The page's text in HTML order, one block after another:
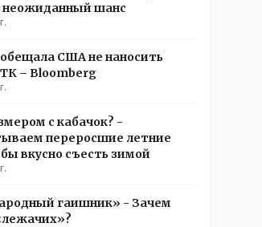
неожиданный шанс
США не наносить
– Bloomberg
с кабачок? -
переросшие летние
вкусно съесть зимой
гаишник» - Зачем